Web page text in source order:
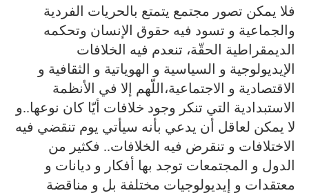
فلا يمكن تصور مجتمع يتمتع بالحريات الفردية
والجماعية و تسود فيه حقوق الإنسان وتحكمه
الديمقراطية الحقّة، تنعدم فيه الخلافات
الإيديولوجية و السياسية و الهوياتية و الثقافية و
الاقتصادية و الاجتماعية،اللّهم إلا في الأنظمة
الاستبدادية التي تنكر وجود خلافات أيّا كان نوعها..و
لا يمكن لعاقل أن يدعي بأنه سيأتي يوم تنقضي فيه
الاختلافات و تنقرض فيه الخلافات.. فكثير من
الدول و المجتمعات توجد بها أفكار و ديانات و
معتقدات و إيديولوجيات مختلفة بل و مناقضة